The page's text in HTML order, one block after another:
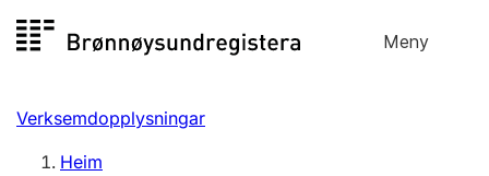
til
Meny
Registersøk
Aksjeselskap
Verksemdopplysningar
Heim